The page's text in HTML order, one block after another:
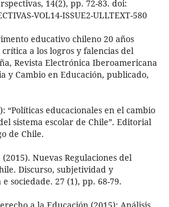
14(2), pp. 72-83. doi:
VOL14-ISSUE2-ULLTEXT-580
educativo chileno 20 años
a los logros y falencias del
Revista Electrónica Iberoamericana
y Cambio en Educación, publicado,
“Políticas educacionales en el cambio
sistema escolar de Chile”. Editorial
de Chile.
(2015). Nuevas Regulaciones del
Discurso, subjetividad y
sociedade. 27 (1), pp. 68-79.